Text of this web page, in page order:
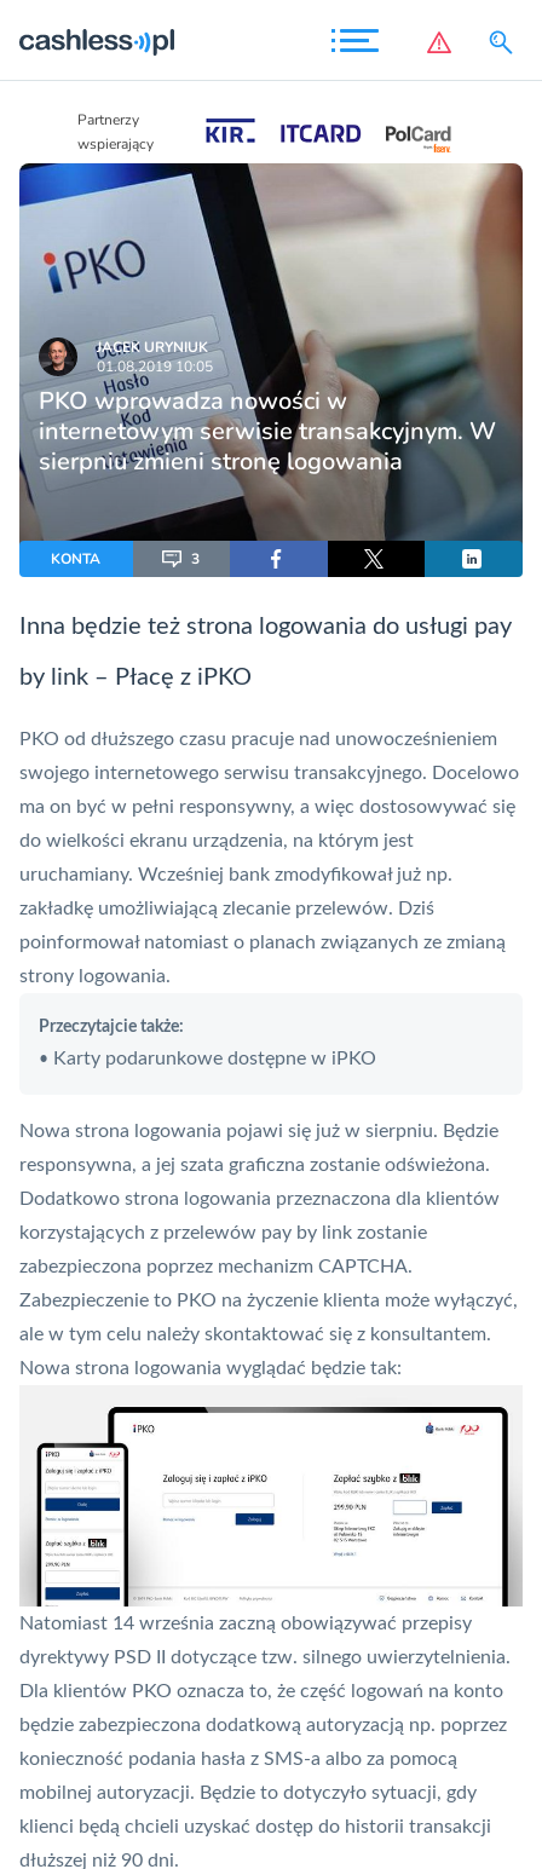
Partnerzy
wspierający
JACEK URYNIUK
01.08.2019 10:05
PKO wprowadza nowości w
internetowym serwisie transakcyjnym. W
sierpniu zmieni stronę logowania
KONTA 3
Inna będzie też strona logowania do usługi pay
by link – Płacę z iPKO
PKO od dłuższego czasu pracuje nad unowocześnieniem
swojego internetowego serwisu transakcyjnego. Docelowo
ma on być w pełni responsywny, a więc dostosowywać się
do wielkości ekranu urządzenia, na którym jest
uruchamiany. Wcześniej bank zmodyfikował już np.
zakładkę umożliwiającą zlecanie przelewów. Dziś
poinformował natomiast o planach związanych ze zmianą
strony logowania.
Przeczytajcie także:
• Karty podarunkowe dostępne w iPKO
Nowa strona logowania pojawi się już w sierpniu. Będzie
responsywna, a jej szata graficzna zostanie odświeżona.
Dodatkowo strona logowania przeznaczona dla klientów
korzystających z przelewów pay by link zostanie
zabezpieczona poprzez mechanizm CAPTCHA.
Zabezpieczenie to PKO na życzenie klienta może wyłączyć,
ale w tym celu należy skontaktować się z konsultantem.
Nowa strona logowania wyglądać będzie tak:
Natomiast 14 września zaczną obowiązywać przepisy
dyrektywy PSD II
dotyczące tzw. silnego uwierzytelnienia.
Dla klientów PKO oznacza to, że część logowań na konto
będzie zabezpieczona dodatkową autoryzacją np. poprzez
konieczność podania hasła z SMS-a albo za pomocą
mobilnej autoryzacji. Będzie to dotyczyło sytuacji, gdy
klienci będą chcieli uzyskać dostęp do historii transakcji
dłuższej niż 90 dni.